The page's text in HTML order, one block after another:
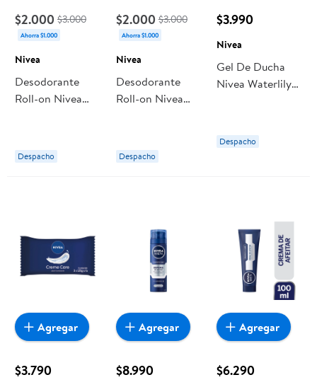
$2.000 $3.000
Ahorra $1.000
Nivea
Desodorante
Roll-on Nivea
Despacho
$2.000 $3.000
Ahorra $1.000
Nivea
Desodorante
Roll-on Nivea
Despacho
$3.990
Nivea
Gel De Ducha
Nivea Waterlily
Despacho
$3.790
Agregar
$8.990
Agregar
$6.290
Agregar